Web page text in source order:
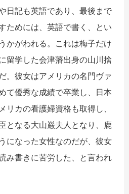
日記も英語であり、最後まで
ためには、英語で書く、とい
かがわれる。これは梅子だけ
留学した会津藩出身の山川捨
。彼女はアメリカの名門ヴァ
て優秀な成績で卒業し、日本
リカの看護婦資格も取得し、
となる大山巌夫人となり、鹿
になった女性なのだが、彼女
み書きに苦労した、と言われ